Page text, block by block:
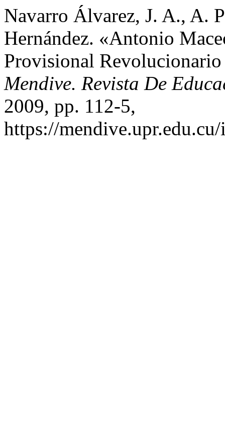
Navarro Álvarez, J. A., A.
Hernández. «Antonio
Provisional
Mendive. Revista De
2009, pp. 112-5,
https://